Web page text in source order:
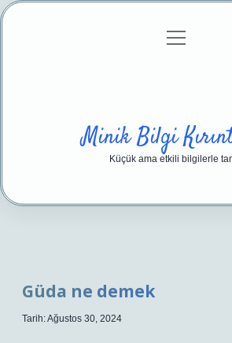
Gizlilik Politikası
menüyü
Minik Bilgi
Küçük ama etkili bilgilerle
Güda ne demek
Tarih: Ağustos 30, 2024